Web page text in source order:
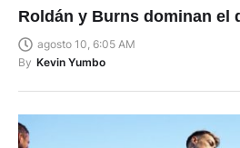
agosto 10, 6:05 AM
By Kevin Yumbo